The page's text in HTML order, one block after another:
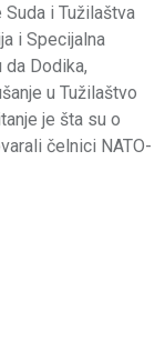
i Tužilaštva
i Specijalna
Dodika,
u Tužilaštvo
je šta su o
čelnici NATO-